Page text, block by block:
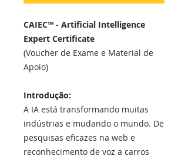
CAIEC™ - Artificial Intelligence
Expert Certificate
(Voucher de Exame e Material de
Apoio)
Introdução:
A IA está transformando muitas
indústrias e mudando o mundo. De
pesquisas eficazes na web e
reconhecimento de voz a carros